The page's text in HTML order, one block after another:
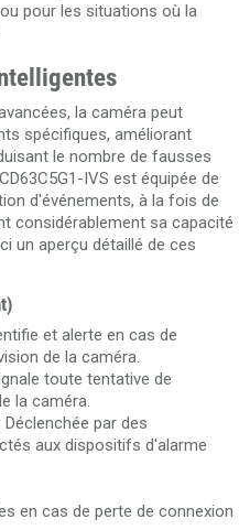
pour les situations où la
la caméra peut
spécifiques, améliorant
le nombre de fausses
IVS est équipée de
d'événements, à la fois de
considérablement sa capacité
un aperçu détaillé de ces
et alerte en cas de
de la caméra.
toute tentative de
la caméra.
: Déclenchée par des
aux dispositifs d'alarme
en cas de perte de connexion